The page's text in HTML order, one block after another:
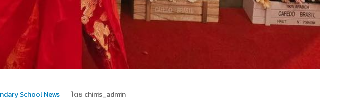
School News โดย chinis_admin